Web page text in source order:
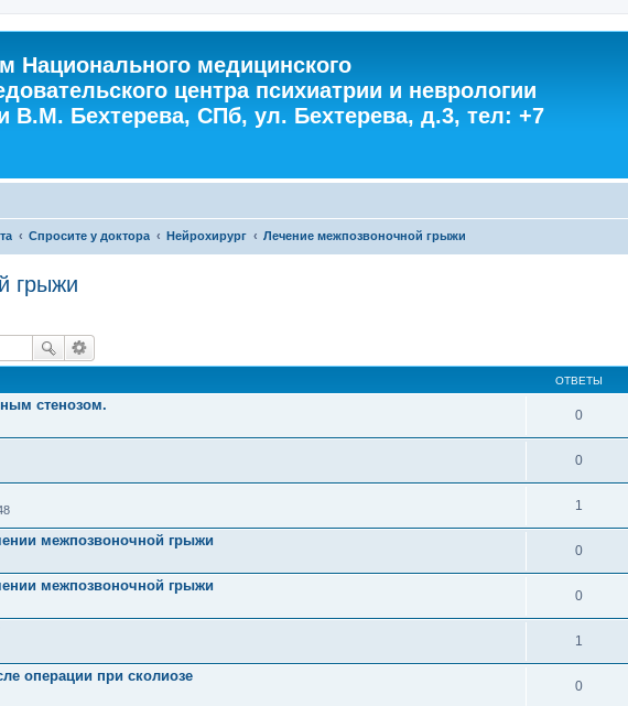
Национального медицинского
центра психиатрии и неврологии
В.М. Бехтерева, СПб, ул. Бехтерева, д.3, тел: +7
Спросите у доктора Нейрохирург Лечение межпозвоночной грыжи
грыжи
ОТВЕТЫ
стенозом.
0
0
1
межпозвоночной грыжи
0
межпозвоночной грыжи
0
1
операции при сколиозе
0